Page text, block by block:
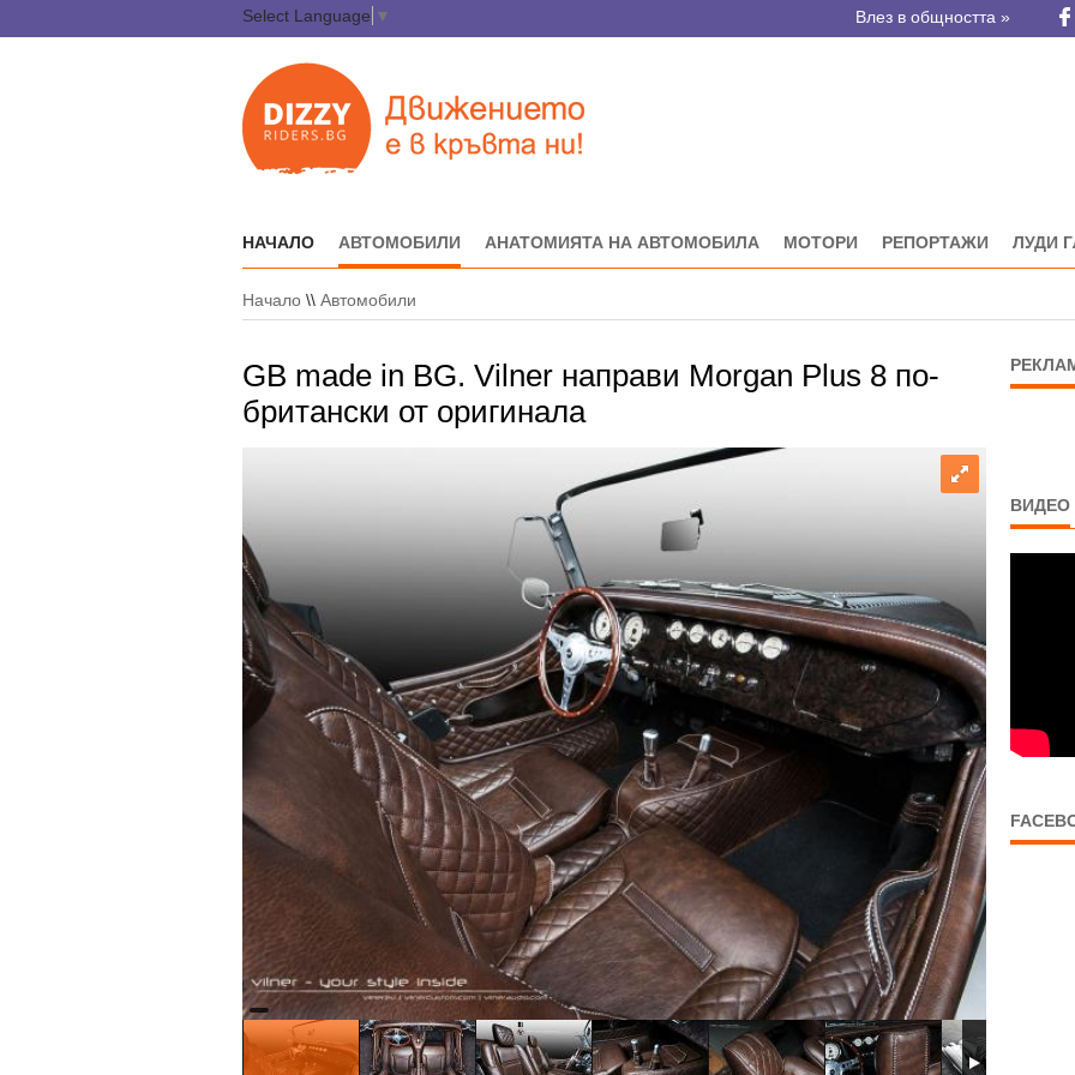
Select Language ▼ Влез в общността »
НАЧАЛО АВТОМОБИЛИ АНАТОМИЯТА НА АВТОМОБИЛА МОТОРИ РЕПОРТАЖИ ЛУДИ
Начало \\ Автомобили
GB made in BG. Vilner направи Morgan Plus 8 по-
британски от оригинала
ВИДЕО